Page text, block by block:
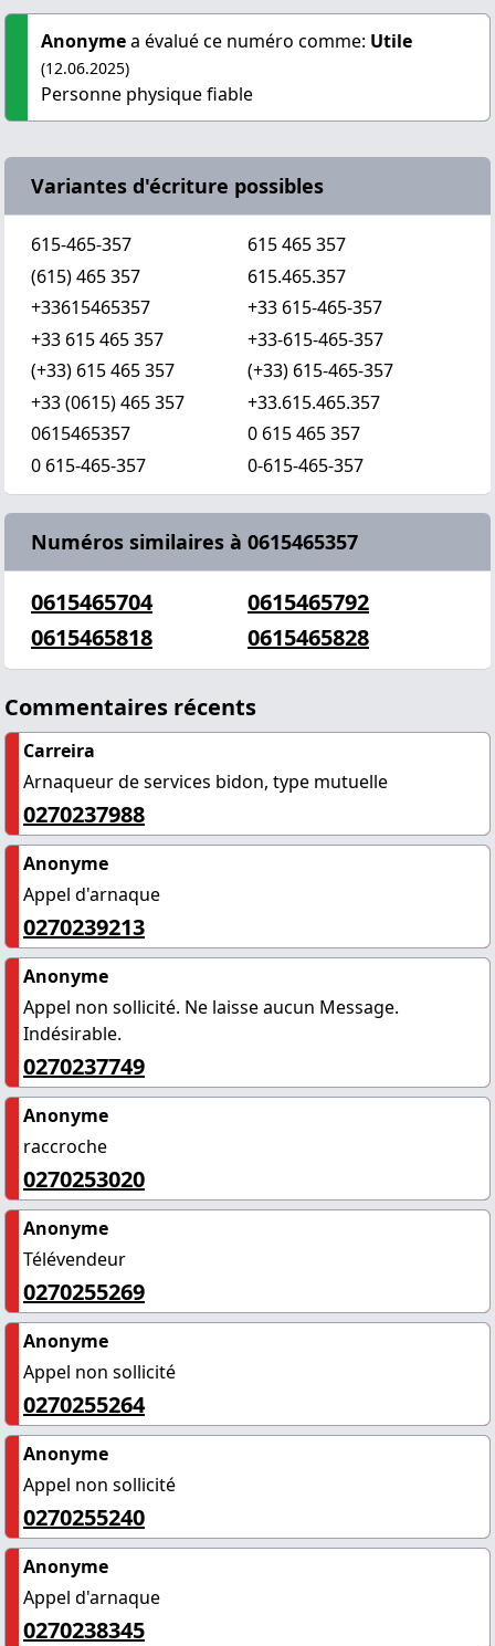
Anonymea évalué ce numéro comme: Utile
(12.06.2025)
Personne physique fiable
Variantes d'écriture possibles
615-465-357
615 465 357
(615) 465 357
615.465.357
+33615465357
+33 615-465-357
+33 615 465 357
+33-615-465-357
(+33) 615 465 357
(+33) 615-465-357
+33 (0615) 465 357
+33.615.465.357
0615465357
0 615 465 357
0 615-465-357
0-615-465-357
Numéros similaires à 0615465357
0615465704
0615465792
0615465818
0615465828
Commentaires récents
Carreira
Arnaqueur de services bidon, type mutuelle
0270237988
Anonyme
Appel d'arnaque
0270239213
Anonyme
Appel non sollicité. Ne laisse aucun Message.
Indésirable.
0270237749
Anonyme
raccroche
0270253020
Anonyme
Télévendeur
0270255269
Anonyme
Appel non sollicité
0270255264
Anonyme
Appel non sollicité
0270255240
Anonyme
Appel d'arnaque
0270238345